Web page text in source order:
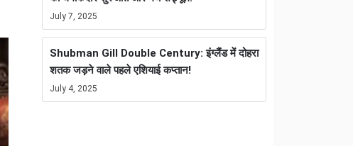
July 7, 2025
Shubman Gill Double Century: इंग्लैंड में दोहरा
शतक जड़ने वाले पहले एशियाई कप्तान!
July 4, 2025